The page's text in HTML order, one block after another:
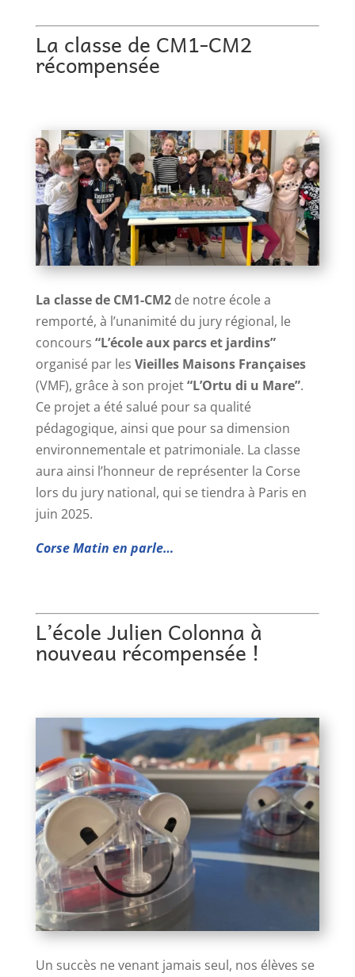
La classe de CM1-CM2
récompensée
La classe de CM1-CM2de notre école a
remporté, à l’unanimité du jury régional, le
concours “L’école aux parcs et jardins”
organisé par les Vieilles Maisons Françaises
(VMF), grâce à son projet“L’Ortu di u Mare”.
Ce projet a été salué pour sa qualité
pédagogique, ainsi que pour sa dimension
environnementale et patrimoniale. La classe
aura ainsi l’honneur de représenter la Corse
lors du jury national, qui se tiendra à Paris en
juin 2025.
Corse Matin en parle…
L’école Julien Colonna à
nouveau récompensée !
Un succès ne venant jamais seul, nos élèves se